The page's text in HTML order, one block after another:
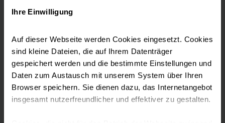
Ihre Einwilligung
Auf dieser Webseite werden Cookies eingesetzt. Cookies
sind kleine Dateien, die auf Ihrem Datenträger
gespeichert werden und die bestimmte Einstellungen und
Daten zum Austausch mit unserem System über Ihren
Browser speichern. Sie dienen dazu, das Internetangebot
insgesamt nutzerfreundlicher und effektiver zu gestalten.
K.-H. Frosch
2017 – 2018 |Assistenzarzt für Orthopädie
und Unfallchirurgie, Orthopädie
Mühlenkamp, Dr. med. R. Theermann, PD Dr.
med. C.-H. Hartwig, Dr. med. K. Höfken